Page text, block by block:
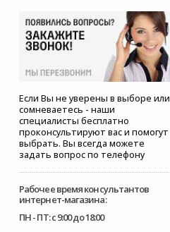
Если Вы не уверены в выборе или
сомневаетесь - наши
специалисты бесплатно
проконсультируют вас и помогут
выбрать. Вы всегда можете
задать вопрос по телефону
Рабочее время консультантов
интернет-магазина:
ПН - ПТ: с 9:00 до 18:00